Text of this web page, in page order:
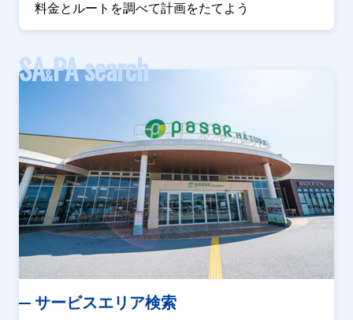
料金とルートを調べて計画をたてよう
SA&PA search
サービスエリア検索